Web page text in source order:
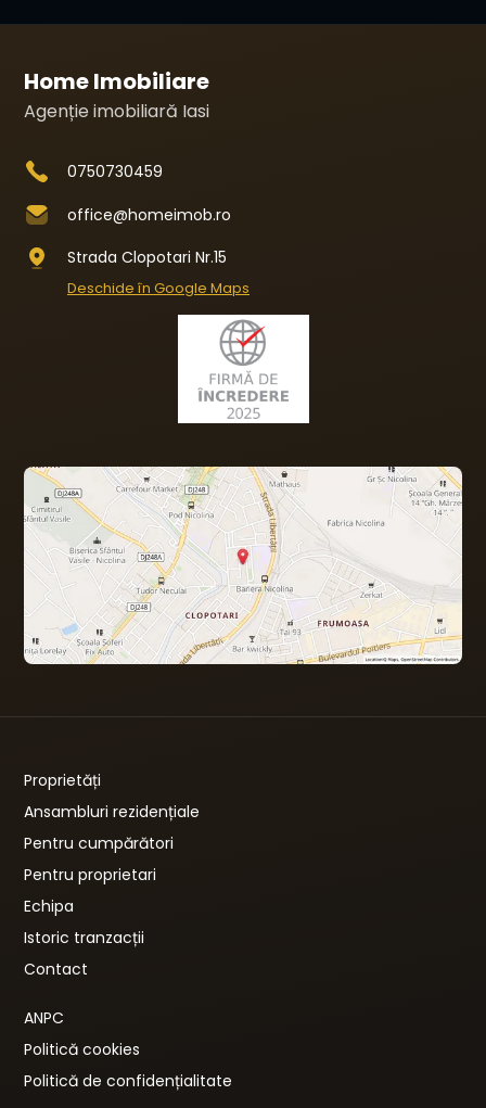
Home Imobiliare
Agenție imobiliară Iasi
0750730459
office@homeimob.ro
Strada Clopotari Nr.15
Deschide în Google Maps
Proprietăți
Ansambluri rezidențiale
Pentru cumpărători
Pentru proprietari
Echipa
Istoric tranzacții
Contact
ANPC
Politică cookies
Politică de confidențialitate